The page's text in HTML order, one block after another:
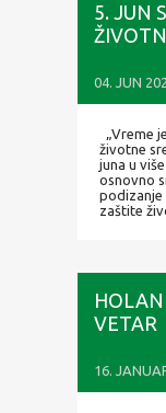
5. JUN
04. JUN
„Vreme
životne
juna u
osnovno
podizanje
zaštite
VETAR
16.